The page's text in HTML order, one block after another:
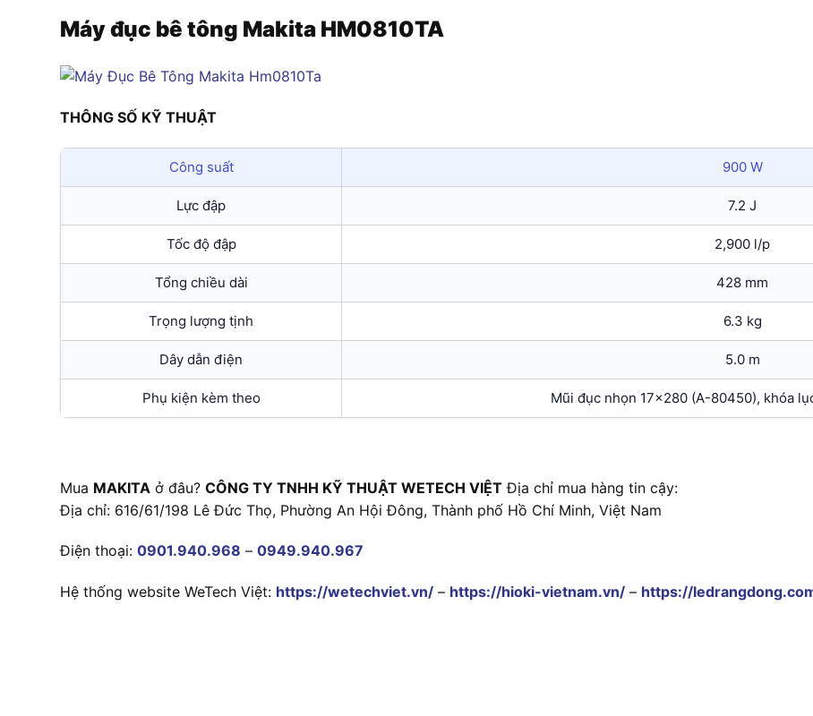
Máy đục bê tông Makita HM0810TA
THÔNG SỐ KỸ THUẬT
Công suất 900 W
Lực đập 7.2 J
Tốc độ đập 2,900 l/p
Tổng chiều dài 428 mm
Trọng lượng tịnh 6.3 kg
Dây dẫn điện 5.0 m
Phụ kiện kèm theo Mũi đục nhọn 17×280 (A-80450), khóa
Mua MAKITA ở đâu? CÔNG TY TNHH KỸ THUẬT WETECH VIỆT Địa chỉ mua hàng tin cậy:
Địa chỉ: 616/61/198 Lê Đức Thọ, Phường An Hội Đông, Thành phố Hồ Chí Minh, Việt Nam
Điện thoại: 0901.940.968 – 0949.940.967
Hệ thống website WeTech Việt: https://wetechviet.vn/ – https://hioki-vietnam.vn/ – https://